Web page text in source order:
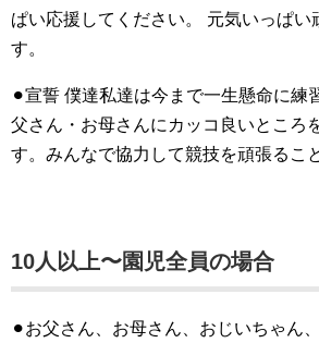
ぱい応援してください。 元気いっぱい
す。
⚫︎宣誓 僕達私達は今まで一生懸命に練
父さん・お母さんにカッコ良いところ
す。みんなで協力して競技を頑張るこ
10人以上〜園児全員の場合
⚫︎お父さん、お母さん、おじいちゃん